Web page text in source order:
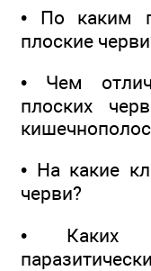
• По каким
плоские
• Чем
плоских
• На какие
черви?
• Каких